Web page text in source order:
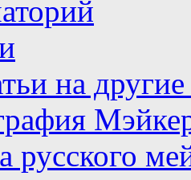
на
русского